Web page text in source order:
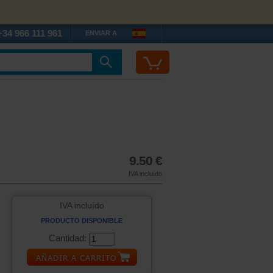
966 111 961 ENVIAR A
9.50 €
IVA incluído
IVA incluído
PRODUCTO DISPONIBLE
Cantidad: